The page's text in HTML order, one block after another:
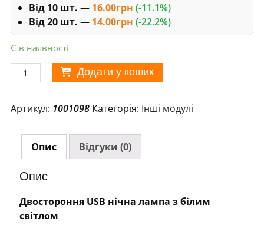
Від 10 шт. — 16.00грн (-11.1%)
Від 20 шт. — 14.00грн (-22.2%)
Є в наявності
Світильник
USB
2
кількість
Додати у кошик
Артикул: 1001098 Категорія: Інші модулі
Опис Відгуки (0)
Опис
Двостороння USB нічна лампа з білим
світлом